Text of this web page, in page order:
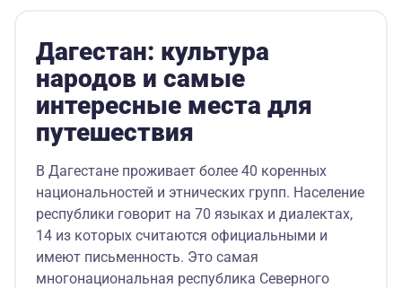
Дагестан: культура
народов и самые
интересные места для
путешествия
В Дагестане проживает более 40 коренных
национальностей и этнических групп. Население
республики говорит на 70 языках и диалектах,
14 из которых считаются официальными и
имеют письменность. Это самая
многонациональная республика Северного